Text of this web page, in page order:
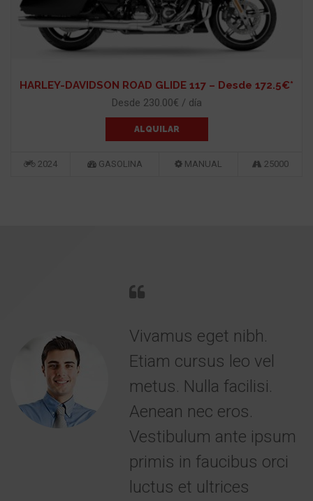
HARLEY-DAVIDSON ROAD GLIDE 117 – Desde 172.5€*
Desde 230.00€ / día
ALQUILAR
2024 GASOLINA MANUAL 25000
Vivamus eget nibh.
Etiam cursus leo vel
metus. Nulla facilisi.
Aenean nec eros.
Vestibulum ante ipsum
primis in faucibus orci
luctus et ultrices